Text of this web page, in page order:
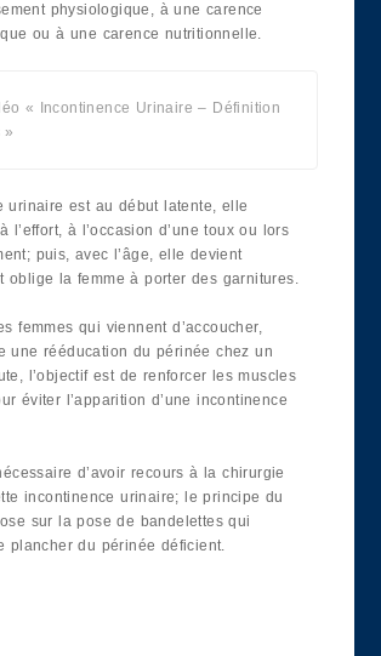
physiologique, à une carence
ou à une carence nutritionnelle.
« Incontinence Urinaire – Définition
»
urinaire est au début latente, elle
l’effort, à l’occasion d’une toux ou lors
puis, avec l’âge, elle devient
oblige la femme à porter des garnitures.
femmes qui viennent d’accoucher,
une rééducation du périnée chez un
l’objectif est de renforcer les muscles
éviter l’apparition d’une incontinence
d’avoir recours à la chirurgie
incontinence urinaire; le principe du
sur la pose de bandelettes qui
plancher du périnée déficient.